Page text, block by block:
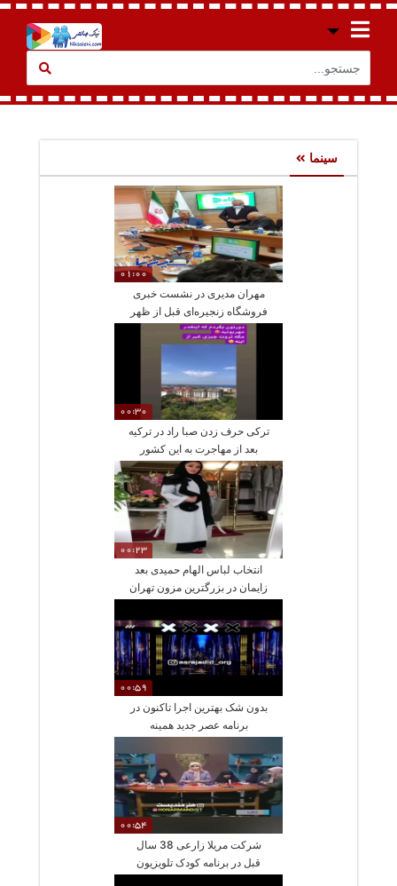
سینما
01:00
مهران مدیری در نشست خبری
فروشگاه زنجیره‌ای قبل از ظهر
چهارشنبه
00:30
ترکی حرف زدن صبا راد در ترکیه
بعد از مهاجرت به این کشور
00:23
انتخاب لباس الهام حمیدی بعد
زایمان در بزرگترین مزون تهران
00:59
بدون شک بهترین اجرا تاکنون در
برنامه عصر جدید همینه
00:54
شرکت مریلا زارعی 38 سال
قبل در برنامه کودک تلویزیون